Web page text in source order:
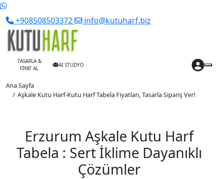
+908508503372 info@kutuharf.biz
TASARLA &
FİYAT AL
AI STÜDYO
Ana Sayfa
Aşkale Kutu Harf-Kutu Harf Tabela Fiyatları, Tasarla Sipariş Ver!
Erzurum Aşkale Kutu Harf
Tabela : Sert İklime Dayanıklı
Çözümler